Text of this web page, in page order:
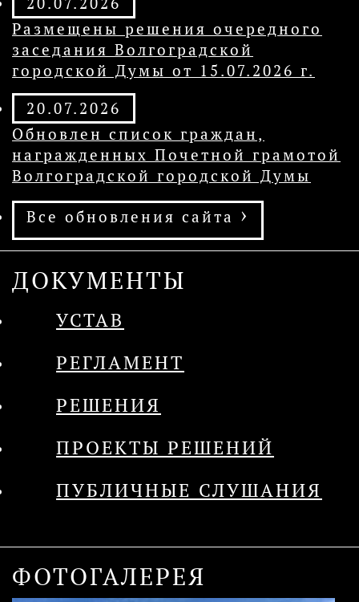
Размещены решения очередного
заседания Волгоградской
городской Думы от 15.07.2026 г.
20.07.2026
Обновлен список граждан,
награжденных Почетной грамотой
Волгоградской городской Думы
Все обновления cайта ›
ДОКУМЕНТЫ
УСТАВ
РЕГЛАМЕНТ
РЕШЕНИЯ
ПРОЕКТЫ РЕШЕНИЙ
ПУБЛИЧНЫЕ СЛУШАНИЯ
ФОТОГАЛЕРЕЯ